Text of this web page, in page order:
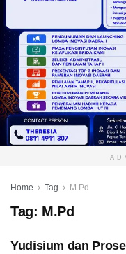
Home Tag M.Pd
Tag: M.Pd
Yudisium dan